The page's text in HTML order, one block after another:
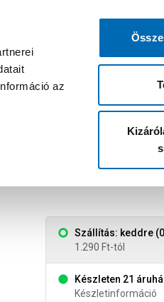
az
bejelentkezni?
Szállítás: keddre
1.290 Ft-tól
Készleten 21
Készletinformáció